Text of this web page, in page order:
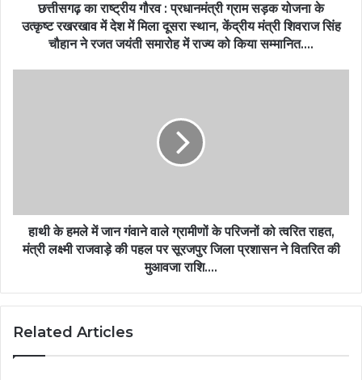
छत्तीसगढ़ का राष्ट्रीय गौरव : प्रधानमंत्री ग्राम सड़क योजना के
उत्कृष्ट रखरखाव में देश में मिला दूसरा स्थान, केंद्रीय मंत्री शिवराज सिंह
चौहान ने रजत जयंती समारोह में राज्य को किया सम्मानित….
हाथी के हमले में जान गंवाने वाले ग्रामीणों के परिजनों को त्वरित राहत,
मंत्री लक्ष्मी राजवाड़े की पहल पर सूरजपुर जिला प्रशासन ने वितरित की
मुआवजा राशि….
Related Articles